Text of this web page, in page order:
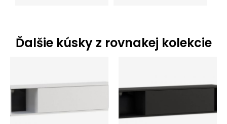
Ďalšie kúsky z rovnakej kolekcie